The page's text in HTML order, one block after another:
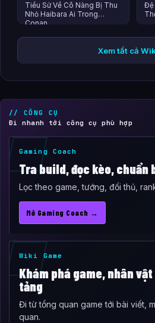
Tiểu Sử Về Cô Nàng Bị Thu
Nhỏ Haibara Ai Trong
Conan
Đệ
Xem tất cả
// CÔNG CỤ
Đi nhanh tới công cụ phù hợp
Gaming Coach
Tra build, đọc kèo, chuẩn
Lọc theo game, tướng, đối thủ,
Mở Gaming Coach →
Wiki Game
Khám phá game, nhân
tảng
Đi từ tổng quan game tới bài viết,
quan.